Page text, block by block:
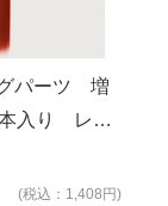
パーツ 増
入り レッ
33
(税込：1,408円)